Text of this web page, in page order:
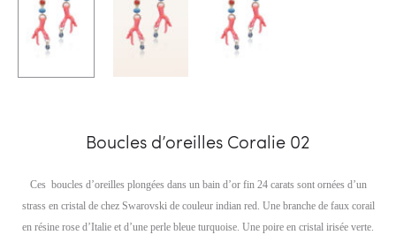
Boucles d’oreilles Coralie 02
Ces boucles d’oreilles plongées dans un bain d’or fin 24 carats sont ornées d’un
strass en cristal de chez Swarovski de couleur indian red. Une branche de faux corail
en résine rose d’Italie et d’une perle bleue turquoise. Une poire en cristal irisée verte.